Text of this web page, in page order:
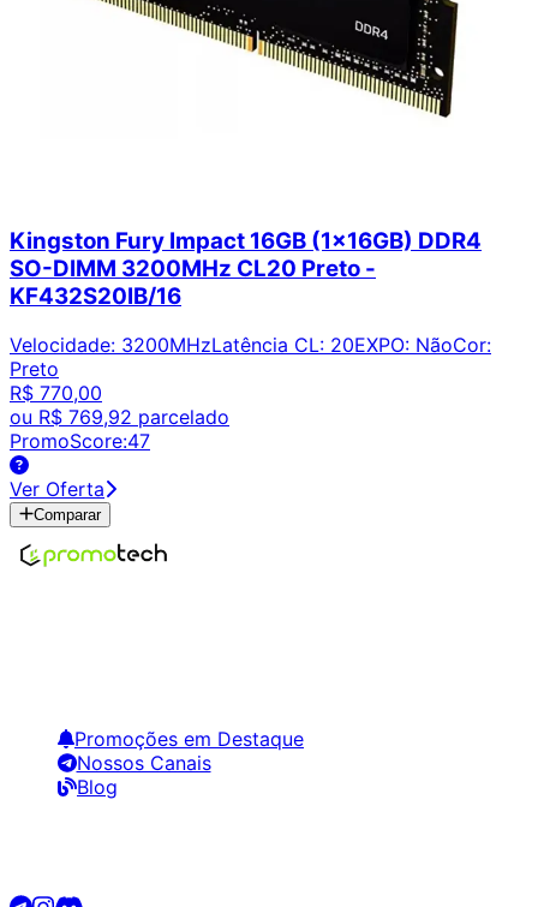
Kingston Fury Impact 16GB (1x16GB) DDR4
SO-DIMM 3200MHz CL20 Preto -
KF432S20IB/16
Velocidade: 3200MHzLatência CL: 20EXPO: NãoCor:
Preto
R$ 770,00
ou R$ 769,92 parcelado
PromoScore:47
Ver Oferta
Comparar
Promoções em Destaque
Nossos Canais
Blog